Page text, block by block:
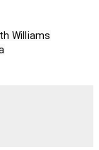
Williams